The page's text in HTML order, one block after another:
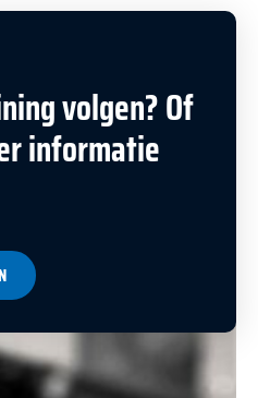
volgen? Of
informatie